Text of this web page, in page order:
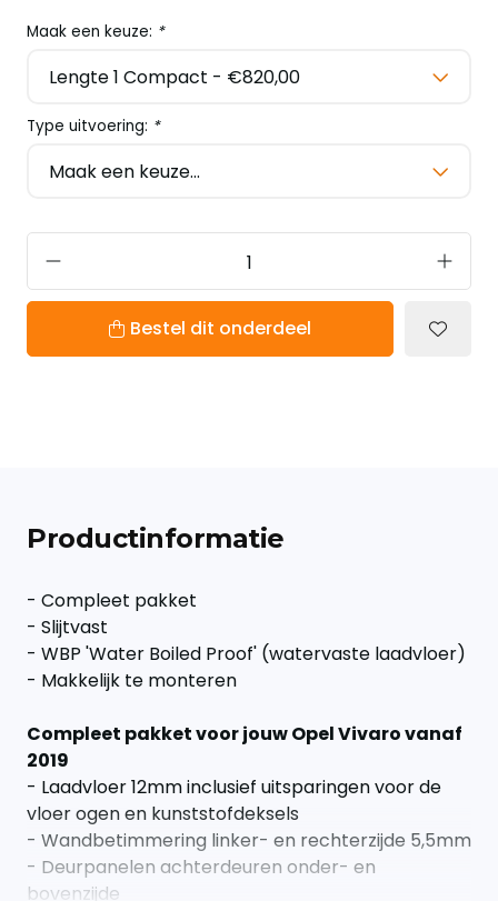
Maak een keuze: *
Type uitvoering: *
Bestel dit onderdeel
Productinformatie
- Compleet pakket
- Slijtvast
- WBP 'Water Boiled Proof' (watervaste laadvloer)
- Makkelijk te monteren
Compleet pakket voor jouw Opel Vivaro vanaf
2019
- Laadvloer 12mm inclusief uitsparingen voor de
vloer ogen en kunststofdeksels
- Wandbetimmering linker- en rechterzijde 5,5mm
- Deurpanelen achterdeuren onder- en
bovenzijde